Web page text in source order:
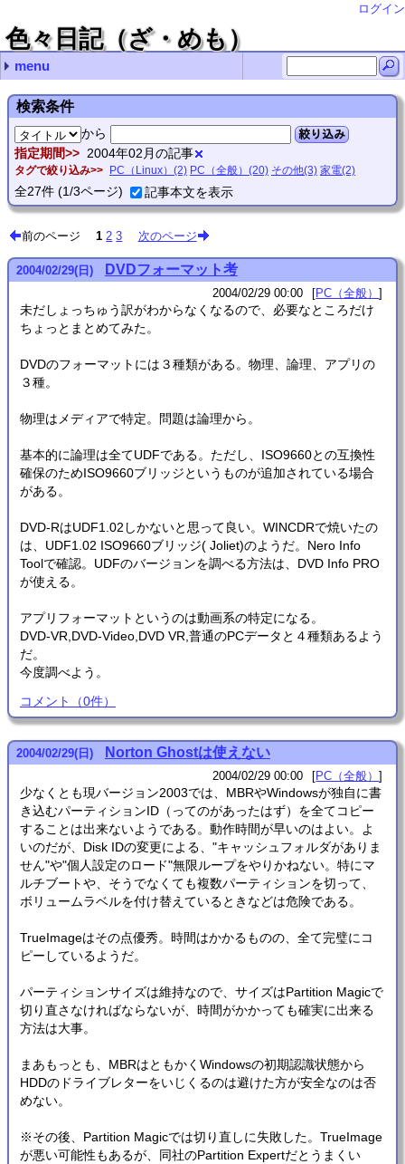
ログイン
色々日記（ざ・めも）
menu
最近の記事
NetGear A6210で5Gが繋がらないことがある
RubyのHttpClientはそろそろ捨てるべき？
Ruby XMLRPCでdokuwikiのAPIをコールするとエラー
SDHCカードは壊れる(特にRaspberryPiのものは)
ディスクのワイプあれこれ
最近のコメント
VHSデジタル化(再) url
Thunderbirdの文字化け対処法 you
ASUS Xonar U7の点滅死問題 nab
Thunderbirdの文字化け対処法 感謝！
RubyでUTF-8ファイル名＆外部コマンド実行 zetamatta
月別の記事リスト
2025年 (1)
2025年03月 (1)
2024年 (2)
2024年04月 (1)
2024年02月 (1)
2023年 (3)
2023年11月 (1)
2023年10月 (2)
2022年 (4)
2022年08月 (1)
2022年06月 (1)
2022年05月 (1)
2022年02月 (1)
2021年 (4)
2021年12月 (1)
2021年09月 (1)
2021年07月 (2)
2020年 (5)
2020年12月 (2)
2020年11月 (1)
2020年05月 (1)
2020年03月 (1)
2019年 (6)
2019年11月 (1)
2019年10月 (1)
2019年08月 (1)
2019年02月 (2)
2019年01月 (1)
2018年 (3)
2018年12月 (1)
2018年11月 (2)
2017年 (2)
2017年09月 (1)
2017年07月 (1)
2016年 (1)
2016年01月 (1)
2015年 (5)
2015年07月 (3)
2015年06月 (1)
2015年04月 (1)
2014年 (12)
2014年11月 (1)
2014年10月 (1)
2014年08月 (3)
2014年06月 (2)
2014年05月 (1)
2014年04月 (1)
2014年02月 (1)
2014年01月 (2)
2013年 (17)
2013年12月 (4)
2013年11月 (4)
2013年10月 (4)
2013年07月 (2)
2013年06月 (1)
2013年05月 (1)
2013年02月 (1)
2012年 (5)
2012年07月 (2)
2012年06月 (2)
2012年01月 (1)
2011年 (26)
2011年12月 (8)
2011年11月 (5)
2011年07月 (2)
2011年06月 (1)
2011年05月 (2)
2011年04月 (2)
2011年02月 (5)
2011年01月 (1)
2010年 (4)
2010年12月 (1)
2010年11月 (1)
2010年10月 (1)
2010年07月 (1)
2009年 (4)
2009年08月 (1)
2009年07月 (2)
2009年03月 (1)
2008年 (27)
2008年11月 (2)
2008年10月 (1)
2008年09月 (3)
2008年08月 (9)
2008年07月 (4)
2008年06月 (1)
2008年04月 (1)
2008年02月 (4)
2008年01月 (2)
2007年 (48)
2007年12月 (1)
2007年11月 (12)
2007年10月 (8)
2007年08月 (3)
2007年07月 (9)
2007年06月 (3)
2007年05月 (8)
2007年03月 (2)
2007年02月 (1)
2007年01月 (1)
2006年 (27)
2006年12月 (4)
2006年08月 (1)
2006年07月 (1)
2006年06月 (1)
2006年05月 (9)
2006年04月 (3)
2006年03月 (3)
2006年02月 (5)
2005年 (98)
2005年10月 (14)
2005年09月 (9)
2005年08月 (3)
2005年07月 (6)
2005年06月 (5)
2005年05月 (10)
2005年04月 (16)
2005年03月 (20)
2005年02月 (10)
2005年01月 (5)
2004年 (167)
2004年12月 (14)
2004年11月 (10)
2004年10月 (6)
2004年09月 (10)
2004年08月 (28)
2004年07月 (3)
2004年06月 (11)
2004年05月 (6)
2004年04月 (18)
2004年03月 (23)
2004年02月 (27)
2004年01月 (11)
2003年 (68)
2003年12月 (5)
2003年11月 (9)
2003年10月 (3)
2003年09月 (3)
2003年08月 (4)
2003年07月 (4)
2003年06月 (10)
2003年05月 (12)
2003年04月 (7)
2003年03月 (3)
2003年02月 (7)
2003年01月 (1)
2002年 (32)
2002年11月 (2)
2002年09月 (1)
2002年08月 (2)
2002年07月 (8)
2002年06月 (1)
2002年05月 (1)
2002年03月 (4)
2002年02月 (11)
2002年01月 (2)
2001年 (28)
2001年12月 (7)
2001年10月 (4)
2001年08月 (2)
2001年07月 (5)
2001年06月 (3)
2001年05月 (7)
タグPC（全般） (313)
PC（Linux） (153)
PC（プログラミング） (83)
工作 (3)
家電 (13)
その他 (6)
動画制作 (4)
お絵かき (15)
情報工学 (7)
- (1)
(none) (1)
検索条件
から 絞り込み
指定期間 2004年02月の記事
タグで絞り込み PC（Linux）(2) PC（全般）(20) その他(3) 家電(2)
全27件 (1/3ページ) 記事本文を表示
前のページ 1 2 3 次のページ
2004/02/29(日) DVDフォーマット考
2004/02/29 00:00 PC（全般）
未だしょっちゅう訳がわからなくなるので、必要なところだけ
ちょっとまとめてみた。
DVDのフォーマットには３種類がある。物理、論理、アプリの
３種。
物理はメディアで特定。問題は論理から。
基本的に論理は全てUDFである。ただし、ISO9660との互換性
確保のためISO9660ブリッジというものが追加されている場合
がある。
DVD-RはUDF1.02しかないと思って良い。WINCDRで焼いたの
は、UDF1.02 ISO9660ブリッジ( Joliet)のようだ。Nero Info
Toolで確認。UDFのバージョンを調べる方法は、DVD Info PRO
が使える。
アプリフォーマットというのは動画系の特定になる。
DVD-VR,DVD-Video,DVD VR,普通のPCデータと４種類あるよう
だ。
今度調べよう。
コメント （0件）
2004/02/29(日) Norton Ghostは使えない
2004/02/29 00:00 PC（全般）
少なくとも現バージョン2003では、MBRやWindowsが独自に書
き込むパーティションID（ってのがあったはず）を全てコピー
することは出来ないようである。動作時間が早いのはよい。よ
いのだが、Disk IDの変更による、"キャッシュフォルダがありま
せん"や"個人設定のロード"無限ループをやりかねない。特にマ
ルチブートや、そうでなくても複数パーティションを切って、
ボリュームラベルを付け替えているときなどは危険である。
TrueImageはその点優秀。時間はかかるものの、全て完璧にコ
ピーしているようだ。
パーティションサイズは維持なので、サイズはPartition Magicで
切り直さなければならないが、時間がかかっても確実に出来る
方法は大事。
まあもっとも、MBRはともかくWindowsの初期認識状態から
HDDのドライブレターをいじくるのは避けた方が安全なのは否
めない。
※その後、Partition Magicでは切り直しに失敗した。TrueImage
が悪い可能性もあるが、同社のPartition Expertだとうまくい